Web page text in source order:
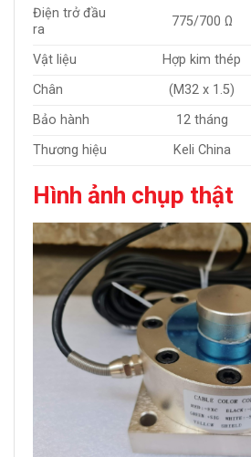
Điện trở đầu
ra
775/700 Ω
Vật liệu
Hợp kim thép
Chân
(M32 x 1.5)
Bảo hành
12 tháng
Thương hiệu
Keli China
Hình ảnh chụp thật